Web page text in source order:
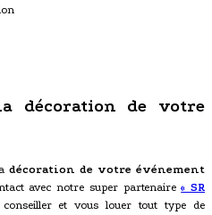
décoration de votre
décoration de votre événement
avec notre super partenaire« SR
et vous louer tout type de